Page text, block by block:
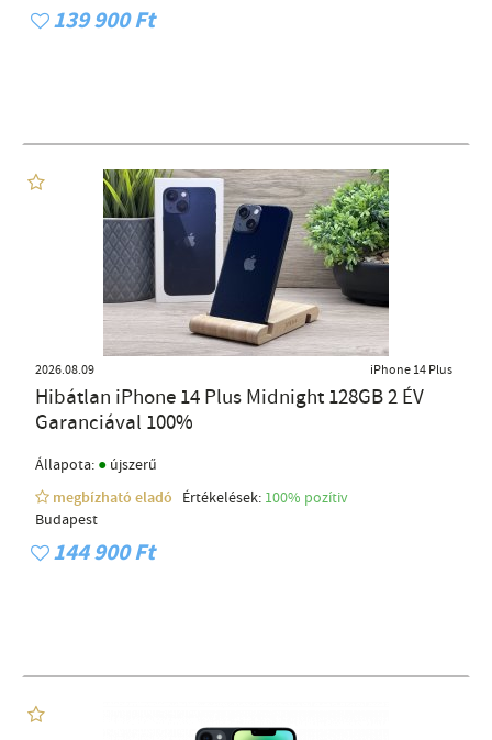
139 900 Ft
2026.08.09 iPhone 14 Plus
Hibátlan iPhone 14 Plus Midnight 128GB 2 ÉV
Garanciával 100%
Állapota: ● újszerű
megbízható eladó
Értékelések: 100% pozítiv
Budapest
144 900 Ft